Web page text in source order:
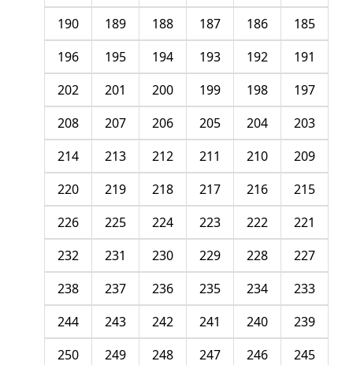
185
186
187
188
189
190
191
192
193
194
195
196
197
198
199
200
201
202
203
204
205
206
207
208
209
210
211
212
213
214
215
216
217
218
219
220
221
222
223
224
225
226
227
228
229
230
231
232
233
234
235
236
237
238
239
240
241
242
243
244
245
246
247
248
249
250